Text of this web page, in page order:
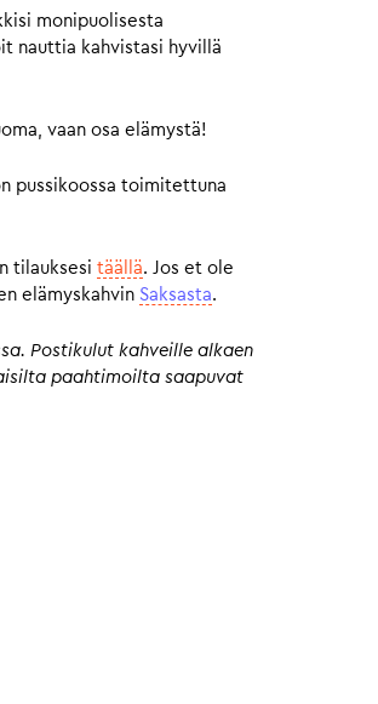
monipuolisesta
nauttia kahvistasi hyvillä
vaan osa elämystä!
pussikoossa toimitettuna
tilauksesi täällä. Jos et ole
elämyskahvin Saksasta.
Postikulut kahveille alkaen
paahtimoilta saapuvat